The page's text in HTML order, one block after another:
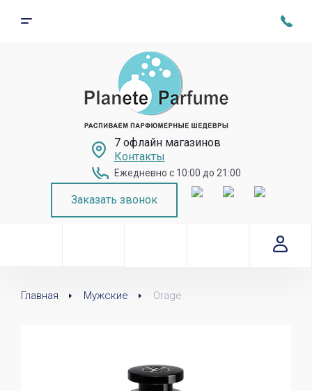
7 офлайн магазинов
Контакты
Ежедневно с 10:00 до 21:00
Заказать звонок
Главная Мужские Orage